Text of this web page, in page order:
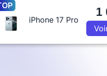
iPhone 17 Pro
1